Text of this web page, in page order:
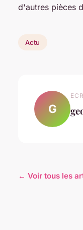
d'autres pièces
Actu
G
← Voir tous les